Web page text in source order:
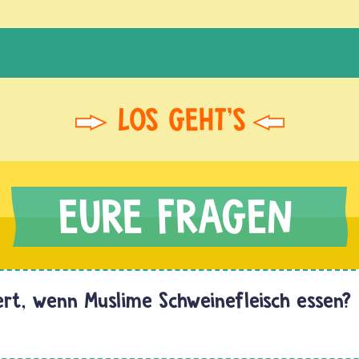
wenn Muslime Schweinefleisch essen?